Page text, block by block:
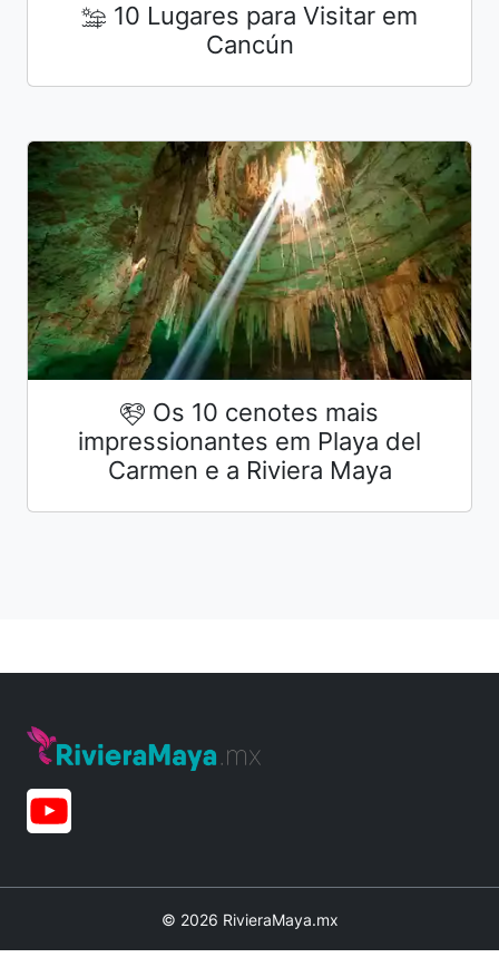
10 Lugares para Visitar em
Cancún
Os 10 cenotes mais
impressionantes em Playa del
Carmen e a Riviera Maya
© 2026 RivieraMaya.mx